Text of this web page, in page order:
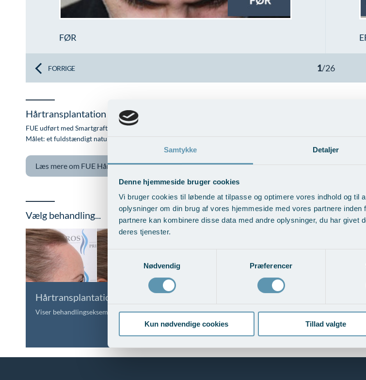
Samtykke Detaljer
Denne hjemmeside bruger cookies
Vi bruger cookies til løbende at tilpasse og optimere vores indhold og til
oplysninger om din brug af vores hjemmeside med vores partnere
partnere kan kombinere disse data med andre oplysninger, du har givet
deres tjenester.
Samtykkevalg
Nødvendig
Præferencer
Kun nødvendige cookies Tillad valgte
FØR
FORRIGE
Hårtransplantation
FUE udført med Smartgraft giver de bedste hårstrå til beplantning af det skaldede eller udtyndede hårområde
Målet: et fuldstændigt naturligt hårdække kræver dog stadigvæk et godt kyndigt håndelag, når det kommer til
Læs mere om FUE Hårtransplantation - SMARTGRAFT
Vælg behandling...
Hårtransplantation
Viser behandlingseksempler
Operation for høj hårgrænse
Vis behandlingseksempler Vis